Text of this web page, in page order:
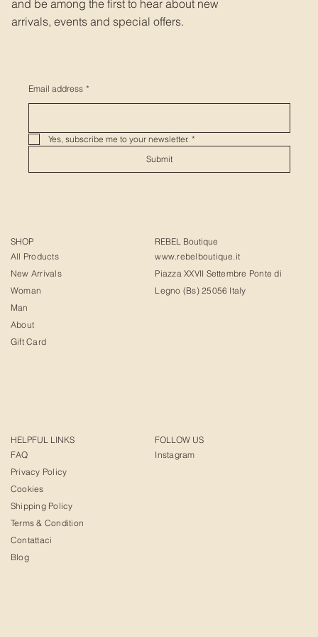
and be among the first to hear about new
arrivals, events and special offers.
Email address *
Yes, subscribe me to your newsletter. *
Submit
SHOP
All Products
New Arrivals
Woman
Man
About
Gift Card
REBEL Boutique
www.rebelboutique.it
Piazza XXVII Settembre Ponte di
Legno (Bs) 25056 Italy
HELPFUL LINKS
FAQ
Privacy Policy
Cookies
Shipping Policy
Terms & Condition
Contattaci
Blog
FOLLOW US
Instagram